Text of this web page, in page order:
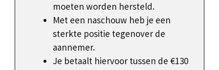
moeten worden hersteld.
Met een naschouw heb je een
sterkte positie tegenover de
aannemer.
Je betaalt hiervoor tussen de €130